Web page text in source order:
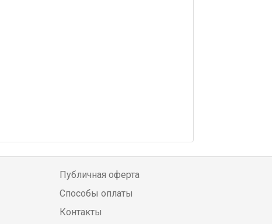
Публичная оферта
Способы оплаты
Контакты